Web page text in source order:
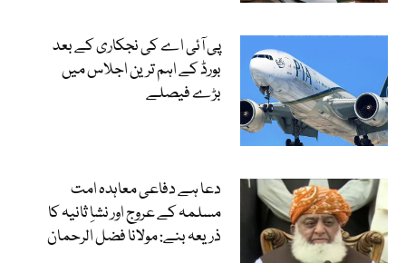
پی آئی اے کی نجکاری کے بعد
بورڈ کے اہم ترین اجلاس میں
بڑے فیصلے
دعا ہے دفاعی معاہدہ امت
مسلمہ کے عروج اور نشاِ ثانیہ کا
ذریعہ بنے: مولانا فضل الرحمان